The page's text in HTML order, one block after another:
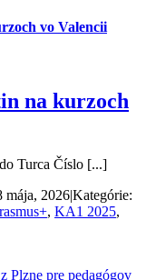
v
vo Valencii
na kurzoch
Turca Číslo [...]
mája, 2026|Kategórie:
, KA1 2025,
Plzne pre pedagógov